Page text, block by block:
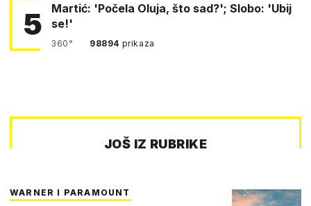
5
Martić: 'Počela Oluja, što sad?'; Slobo: 'Ubij
se!'
360° 98894 prikaza
JOŠ IZ RUBRIKE
WARNER I PARAMOUNT